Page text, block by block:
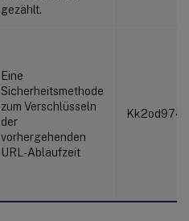
gezählt.
Eine
Sicherheitsmethode
zum Verschlüsseln
der
vorhergehenden
URL-Ablaufzeit
Kk2od974